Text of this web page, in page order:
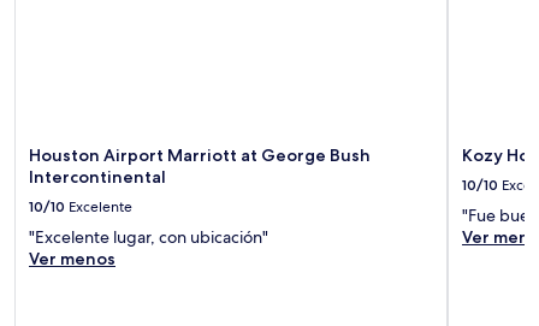
Houston Airport Marriott at George Bush
Intercontinental
10/10 Excelente
"Excelente lugar, con ubicación"
Ver menos
Kozy
10/10
"Fue
Ver